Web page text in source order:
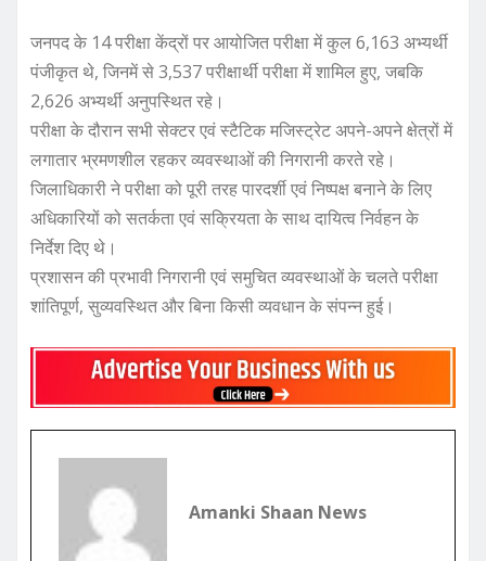
जनपद के 14 परीक्षा केंद्रों पर आयोजित परीक्षा में कुल 6,163 अभ्यर्थी
पंजीकृत थे, जिनमें से 3,537 परीक्षार्थी परीक्षा में शामिल हुए, जबकि
2,626 अभ्यर्थी अनुपस्थित रहे।
परीक्षा के दौरान सभी सेक्टर एवं स्टैटिक मजिस्ट्रेट अपने-अपने क्षेत्रों में
लगातार भ्रमणशील रहकर व्यवस्थाओं की निगरानी करते रहे।
जिलाधिकारी ने परीक्षा को पूरी तरह पारदर्शी एवं निष्पक्ष बनाने के लिए
अधिकारियों को सतर्कता एवं सक्रियता के साथ दायित्व निर्वहन के
निर्देश दिए थे।
प्रशासन की प्रभावी निगरानी एवं समुचित व्यवस्थाओं के चलते परीक्षा
शांतिपूर्ण, सुव्यवस्थित और बिना किसी व्यवधान के संपन्न हुई।
Amanki Shaan News